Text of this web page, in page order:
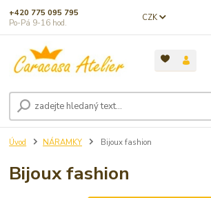
CZK
+420 775 095 795
Po-Pá 9-16 hod.
Úvod NÁRAMKY Bijoux fashion
Bijoux fashion